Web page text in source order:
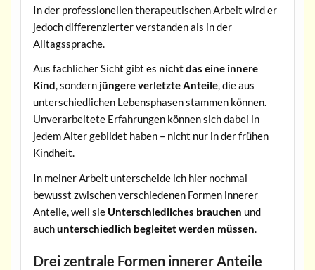
In der professionellen therapeutischen Arbeit wird er
jedoch differenzierter verstanden als in der
Alltagssprache.
Aus fachlicher Sicht gibt es nicht das eine innere
Kind, sondern jüngere verletzte Anteile, die aus
unterschiedlichen Lebensphasen stammen können.
Unverarbeitete Erfahrungen können sich dabei in
jedem Alter gebildet haben – nicht nur in der frühen
Kindheit.
In meiner Arbeit unterscheide ich hier nochmal
bewusst zwischen verschiedenen Formen innerer
Anteile, weil sie Unterschiedliches brauchen und
auchunterschiedlich begleitet werden müssen.
Drei zentrale Formen innerer Anteile